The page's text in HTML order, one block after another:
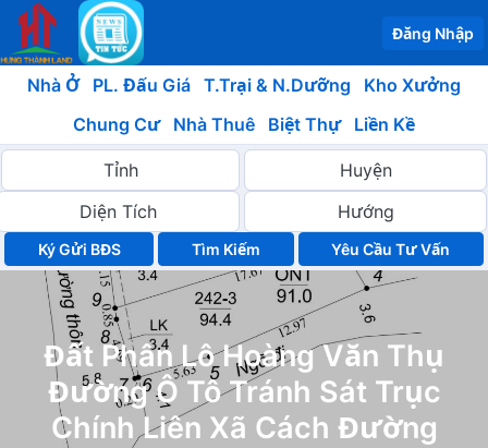
Đăng Nhập
Nhà Ở PL. Đấu Giá T.Trại & N.Dưỡng
Kho Xưởng
Chung Cư
Nhà Thuê Biệt Thự Liền Kề
Ký Gửi BĐS Yêu Cầu Tư Vấn
Đất Phân Lô Hoàng Văn Thụ
Đường Ô Tô Tránh Sát Trục
Chính Liên Xã Cách Đường